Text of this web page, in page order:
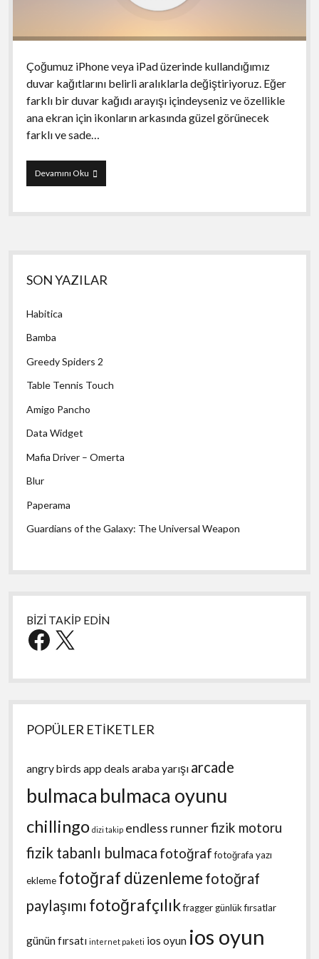
Çoğumuz iPhone veya iPad üzerinde kullandığımız
duvar kağıtlarını belirli aralıklarla değiştiriyoruz. Eğer
farklı bir duvar kağıdı arayışı içindeyseniz ve özellikle
ana ekran için ikonların arkasında güzel görünecek
farklı ve sade…
Devamını OkuBlur
Yan
Menü
SON YAZILAR
Habitica
Bamba
Greedy Spiders 2
Table Tennis Touch
Amigo Pancho
Data Widget
Mafia Driver – Omerta
Blur
Paperama
Guardians of the Galaxy: The Universal Weapon
BİZİ TAKİP EDİN
Facebook
X
POPÜLER ETİKETLER
angry birds app deals araba yarışı arcade
bulmaca bulmaca oyunu
chillingo dizi takip endless runnerfizik motoru
fizik tabanlı bulmaca fotoğraf fotoğrafa yazı
ekleme fotoğraf düzenleme fotoğraf
paylaşımı fotoğrafçılıkfraggergünlük fırsatlar
günün fırsatı internet paketi ios oyun ios oyun